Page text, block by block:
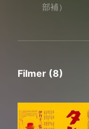
部補）
Filmer (8)